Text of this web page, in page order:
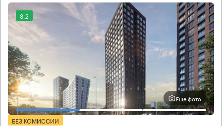
8.2
Еще фото
БЕЗ КОМИССИИ